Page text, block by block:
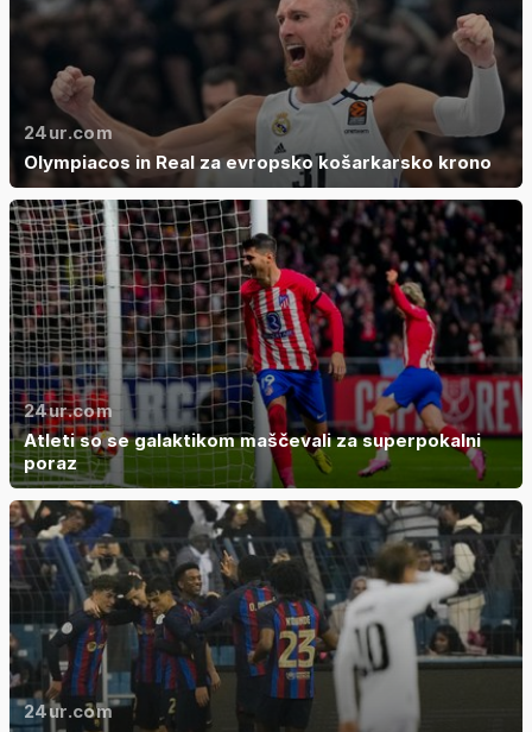
24ur.com
Olympiacos in Real za evropsko košarkarsko krono
24ur.com
Atleti so se galaktikom maščevali za superpokalni
poraz
24ur.com